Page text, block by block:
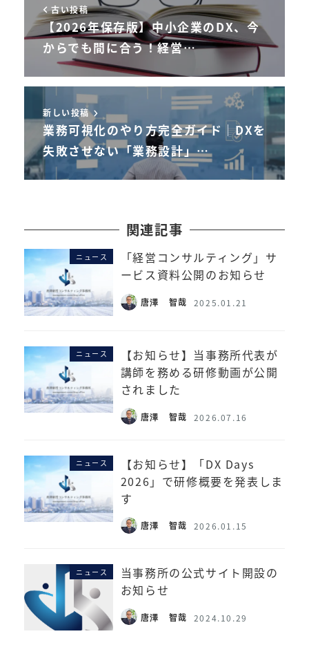
古い投稿
【2026年保存版】中小企業のDX、今
からでも間に合う！経営…
新しい投稿
業務可視化のやり方完全ガイド｜DXを
失敗させない「業務設計」…
関連記事
ニュース
「経営コンサルティング」サ
ービス資料公開のお知らせ
唐澤 智哉 2025.01.21
ニュース
【お知らせ】当事務所代表が
講師を務める研修動画が公開
されました
唐澤 智哉 2026.07.16
ニュース
【お知らせ】「DX Days
2026」で研修概要を発表しま
す
唐澤 智哉 2026.01.15
ニュース
当事務所の公式サイト開設の
お知らせ
唐澤 智哉 2024.10.29